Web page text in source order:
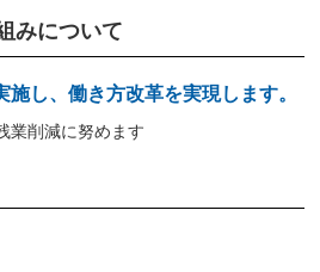
みについて
し、働き方改革を実現します。
業削減に努めます